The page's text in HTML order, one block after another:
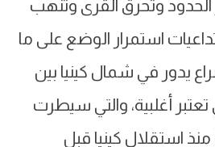
الحدود وتحرق القرى وتنهب
استمرار الوضع على ما
يدور في شمال كينيا بين
تعتبر أغلبية، والتي سيطرت
استقلال كينيا قبل